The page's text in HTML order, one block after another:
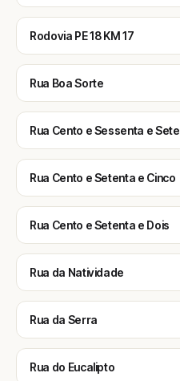
Rodovia PE 18 KM 17
Rua Boa Sorte
Rua Cento e Sessenta e Sete
Rua Cento e Setenta e Cinco
Rua Cento e Setenta e Dois
Rua da Natividade
Rua da Serra
Rua do Eucalipto